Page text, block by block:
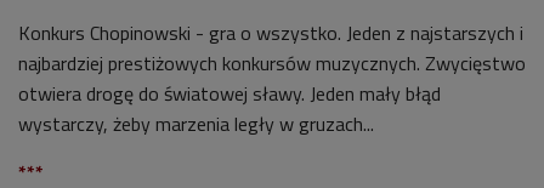
Konkurs Chopinowski - gra o wszystko. Jeden z najstarszych i
najbardziej prestiżowych konkursów muzycznych. Zwycięstwo
otwiera drogę do światowej sławy. Jeden mały błąd
wystarczy, żeby marzenia legły w gruzach...
***